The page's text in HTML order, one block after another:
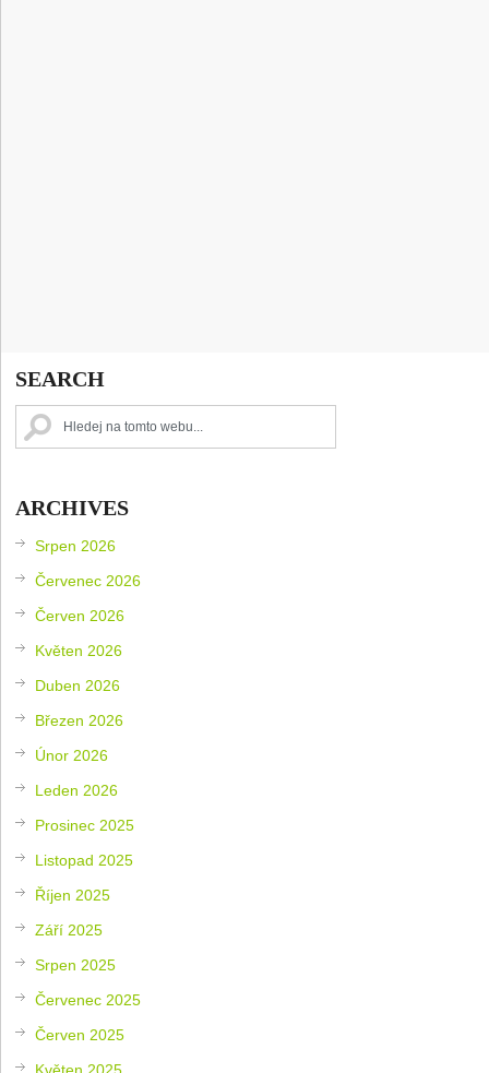
SEARCH
ARCHIVES
Srpen 2026
Červenec 2026
Červen 2026
Květen 2026
Duben 2026
Březen 2026
Únor 2026
Leden 2026
Prosinec 2025
Listopad 2025
Říjen 2025
Září 2025
Srpen 2025
Červenec 2025
Červen 2025